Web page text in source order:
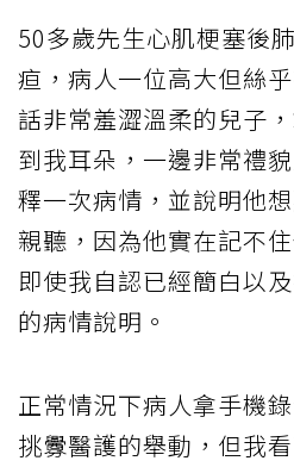
50多歲先生心肌梗塞後
疸，病人一位高大但絲
話非常羞澀溫柔的兒子
到我耳朵，一邊非常禮
釋一次病情，並說明他
親聽，因為他實在記不
即使我自認已經簡白以
的病情說明。
正常情況下病人拿手機
挑釁醫護的舉動，但我